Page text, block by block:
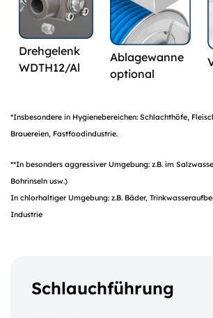
Drehgelenk
WDTH12/Al
Ablagewanne
optional
*Insbesondere in Hygienebereichen: Schlachthöfe,
Brauereien, Fastfoodindustrie.
**In besonders aggressiver Umgebung: z.B. im
Bohrinseln usw.)
In chlorhaltiger Umgebung: z.B. Bäder,
Industrie
Schlauchführung